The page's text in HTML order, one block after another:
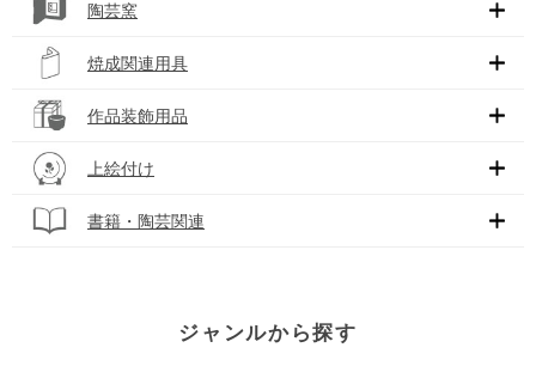
陶芸窯
焼成関連用具
作品装飾用品
上絵付け
書籍・陶芸関連
ジャンルから探す